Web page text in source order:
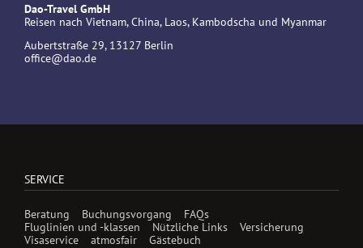
Dao-Travel GmbH
Reisen nach Vietnam, China, Laos, Kambodscha und Myanmar
Aubertstraße 29, 13127 Berlin
office@dao.de
SERVICE
Beratung Buchungsvorgang
FAQs
Fluglinien und -klassen
Nützliche Links
Versicherung
Visaservice
atmosfair Gästebuch